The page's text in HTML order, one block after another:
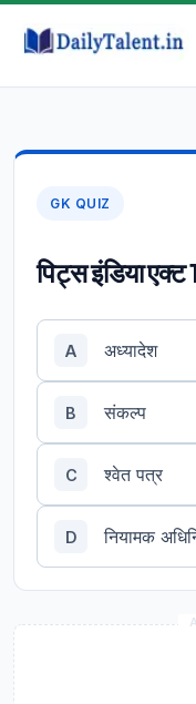
GK QUIZ
पिट्स इंडिया
A अध्यादेश
B संकल्प
C श्वेत पत्र
D नियामक